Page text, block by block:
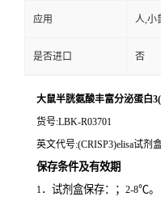
应用 人,小
是否进口 否
大鼠半胱氨酸丰富分泌蛋白
货号:LBK-R03701
英文代号:(CRISP3)elisa试剂
保存条件及有效期
1．试剂盒保存：； 2-8℃。